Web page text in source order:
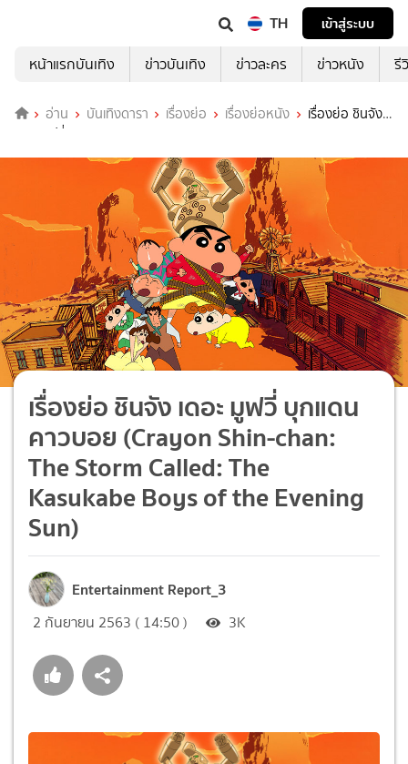
TH
เข้าสู่ระบบ
หน้าแรกบันเทิง
ข่าวบันเทิง ข่าวละคร ข่าวหนัง รี
อ่าน บันเทิงดารา เรื่องย่อ เรื่องย่อหนัง
เรื่องย่อ ชินจัง
เดอะ มูฟวี่ บุกแดนคาวบอย (Crayon Shin-chan: The Storm Called: The
เรื่องย่อ ชินจัง เดอะ มูฟวี่ บุกแดน
คาวบอย (Crayon Shin-chan:
The Storm Called: The
Kasukabe Boys of the Evening
Sun)
Entertainment Report_3
2 กันยายน 2563 ( 14:50 ) 3K